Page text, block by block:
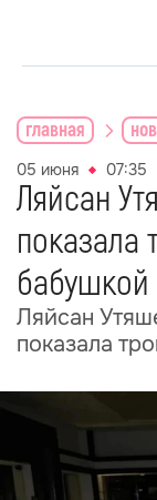
главная
05 июня 07:35
Ляйсан
показала
бабушкой
Ляйсан
показала